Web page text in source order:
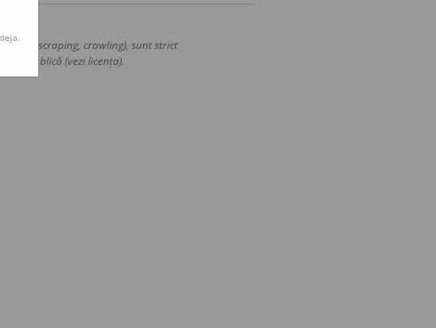
(web scraping, crawling), sunt strict
publică (vezi licența).